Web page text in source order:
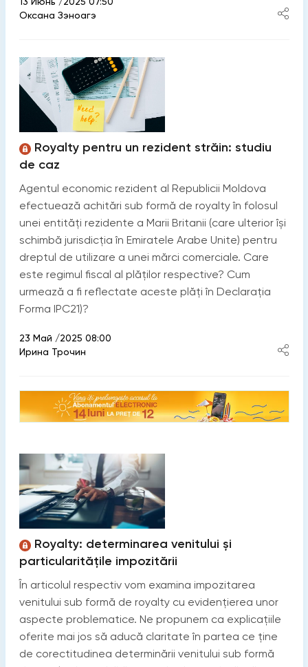
Оксана Зэноагэ
Royalty pentru un rezident străin: studiu
de caz
Agentul economic rezident al Republicii Moldova
efectuează achitări sub formă de royalty în folosul
unei entități rezidente a Marii Britanii (care ulterior își
schimbă jurisdicția în Emiratele Arabe Unite) pentru
dreptul de utilizare a unei mărci comerciale. Care
este regimul fiscal al plăților respective? Cum
urmează a fi reflectate aceste plăți în Declaraţia
Forma IPC21)?
23 Май /2025 08:00
Ирина Трочин
Royalty: determinarea venitului și
particularitățile impozitării
În articolul respectiv vom examina impozitarea
venitului sub formă de royalty cu evidențierea unor
aspecte problematice. Ne propunem ca explicațiile
oferite mai jos să aducă claritate în partea ce ține
de corectitudinea determinării venitului sub formă